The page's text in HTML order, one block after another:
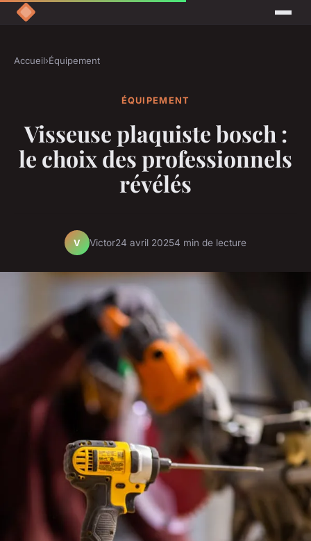
Accueil›Équipement
ÉQUIPEMENT
Visseuse plaquiste bosch :
le choix des professionnels
révélés
V Victor24 avril 20254 min de lecture